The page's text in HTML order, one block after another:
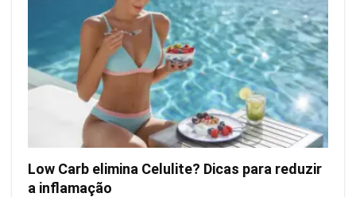
Low Carb elimina Celulite? Dicas para reduzir
a inflamação